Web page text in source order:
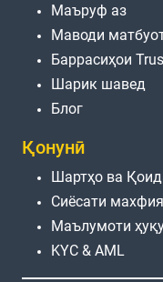
Маъруф аз
Маводи
Баррасиҳои
Шарик шавед
Блог
Қонунӣ
Шартҳо ва
Сиёсати
Маълумоти
KYC & AML